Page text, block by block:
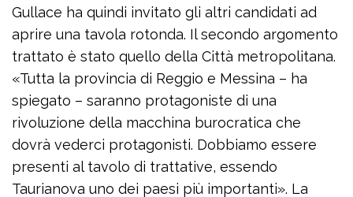
Gullace ha quindi invitato gli altri candidati ad
aprire una tavola rotonda. Il secondo argomento
trattato è stato quello della Città metropolitana.
«Tutta la provincia di Reggio e Messina – ha
spiegato – saranno protagoniste di una
rivoluzione della macchina burocratica che
dovrà vederci protagonisti. Dobbiamo essere
presenti al tavolo di trattative, essendo
Taurianova uno dei paesi più importanti». La